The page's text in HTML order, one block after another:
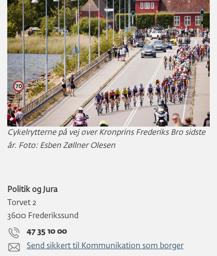
Cykelrytterne på vej over Kronprins Frederiks Bro sidste
år. Foto: Esben Zøllner Olesen
Politik og Jura
Torvet 2
3600 Frederikssund
47 35 10 00
Send sikkert til Kommunikation som borger